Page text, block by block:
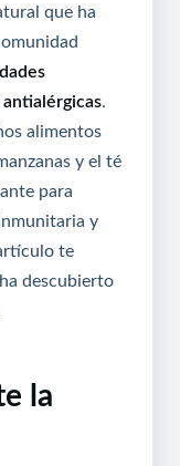
que ha
alimentos
y el té
para
y
te
descubierto
la